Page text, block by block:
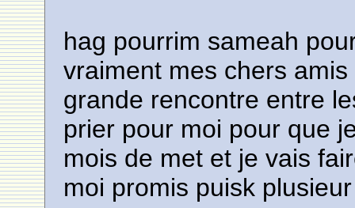
hag pourrim sameah
vraiment mes chers
grande rencontre entre
prier pour moi pour que
mois de met et je vais
moi promis puisk